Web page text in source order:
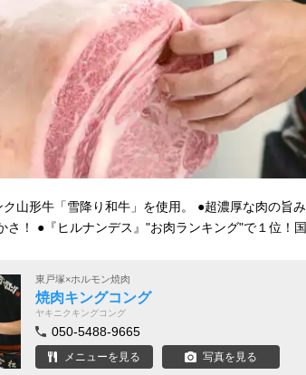
山形牛「雪降り和牛」を使用。 ●超濃厚な肉の旨
さ！ ●『ヒルナンデス』"お肉ランキング"で１位！
東戸塚×ホルモン焼肉
焼肉キングコング
ヤキニクキングコング
050-5488-9665
メニューを見る 写真を見る